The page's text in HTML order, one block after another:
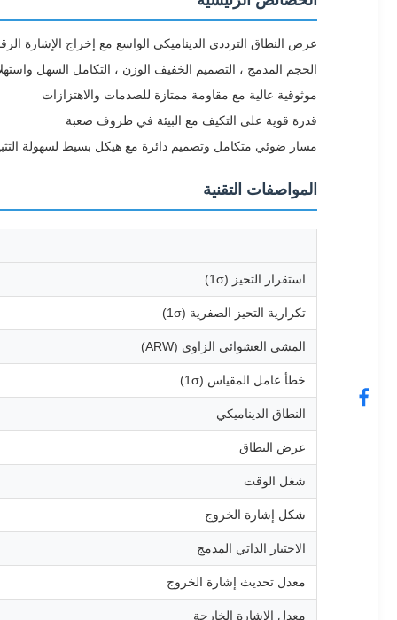
عرض النطاق الترددي الديناميكي الواسع مع إخراج الإشارة
الحجم المدمج ، التصميم الخفيف الوزن ، التكامل السهل
موثوقية عالية مع مقاومة ممتازة للصدمات والاهتزازات
قدرة قوية على التكيف مع البيئة في ظروف صعبة
مسار ضوئي متكامل وتصميم دائرة مع هيكل بسيط لسهولة
المواصفات التقنية
استقرار التحيز (1σ)
تكرارية التحيز الصفرية (1σ)
المشي العشوائي الزاوي (ARW)
خطأ عامل المقياس (1σ)
النطاق الديناميكي
عرض النطاق
شغل الوقت
شكل إشارة الخروج
الاختبار الذاتي المدمج
معدل تحديث إشارة الخروج
معدل الإشارة الخارجة